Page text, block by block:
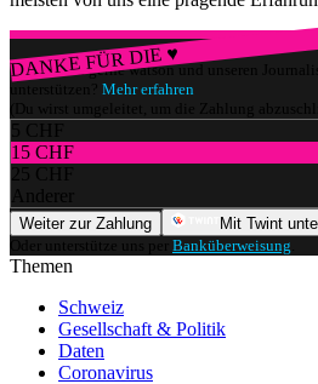
DANKE FÜR DIE ♥
Würdest du gerne watson und unseren
unterstützen? Mehr erfahren
(Du wirst umgeleitet, um die Zahlung
5 CHF
15 CHF
25 CHF
Anderer
Weiter zur Zahlung
Mit Twint
Oder unterstütze uns per Banküberweisung
Themen
Schweiz
Gesellschaft & Politik
Daten
Coronavirus